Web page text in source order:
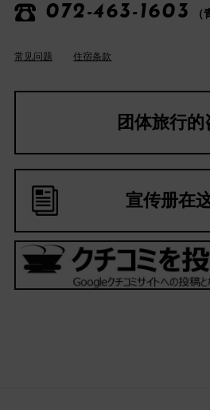
072-463-1603 （
常见问题 住宿条款
团体旅行的
宣传册在